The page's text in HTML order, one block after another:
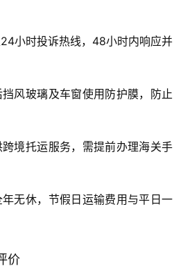
小时投诉热线，48小时内响应并
风玻璃及车窗使用防护膜，防止
境托运服务，需提前办理海关手
无休，节假日运输费用与平日一
价